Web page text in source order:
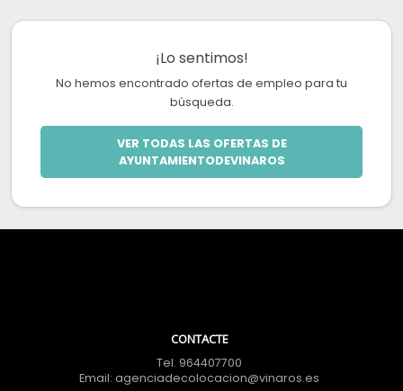
¡Lo sentimos!
No hemos encontrado ofertas de empleo para tu
búsqueda.
VER TODAS LAS OFERTAS DE
AYUNTAMIENTODEVINAROS
CONTACTE
Tel. 964407700
Email: agenciadecolocacion@vinaros.es